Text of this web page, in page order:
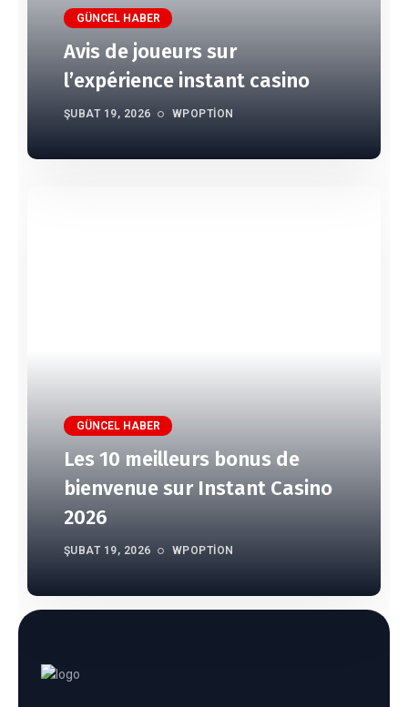
GÜNCEL HABER
Avis de joueurs sur
l’expérience instant casino
ŞUBAT 19, 2026 WPOPTION
GÜNCEL HABER
Les 10 meilleurs bonus de
bienvenue sur Instant Casino
2026
ŞUBAT 19, 2026 WPOPTION